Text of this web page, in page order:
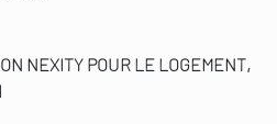
NEXITY POUR LE LOGEMENT,